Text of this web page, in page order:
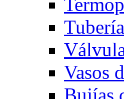
Vasos